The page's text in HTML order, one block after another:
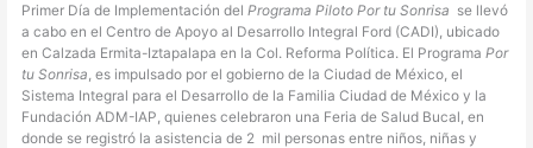
Primer Día de Implementación delPrograma Piloto Por tu Sonrisa se llevó
a cabo en el Centro de Apoyo al Desarrollo Integral Ford (CADI), ubicado
en Calzada Ermita-Iztapalapa en la Col. Reforma Política. El ProgramaPor
tu Sonrisa, es impulsado por el gobierno de la Ciudad de México, el
Sistema Integral para el Desarrollo de la Familia Ciudad de México y la
Fundación ADM-IAP, quienes celebraron una Feria de Salud Bucal, en
donde se registró la asistencia de 2 mil personas entre niños, niñas y